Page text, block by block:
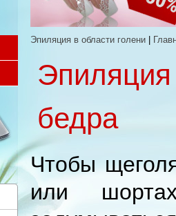
Эпиляция в области голени
бедра
Чтобы
или